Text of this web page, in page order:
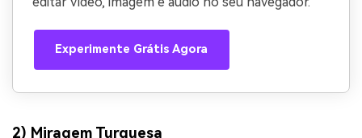
Experimente Grátis Agora
2) Miragem Turquesa